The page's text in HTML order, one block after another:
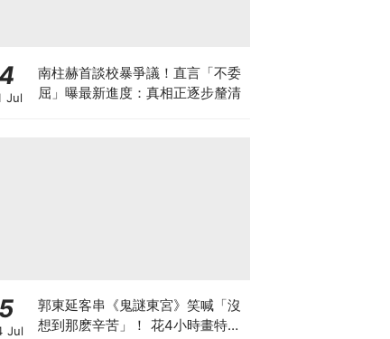
Jul
南柱赫首談校暴爭議！直言「不委
屈」曝最新進度：真相正逐步釐清
5
Jul
郭東延客串《鬼謎東宮》笑喊「沒
想到那麽辛苦」！ 花4小時畫特效